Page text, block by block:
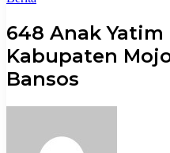
648 Anak
Kabupaten
Bansos